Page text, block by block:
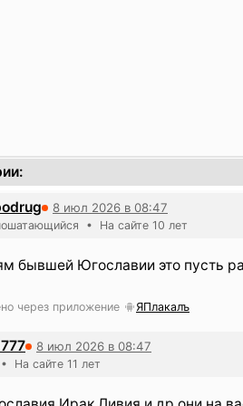
8 июл 2026 в 08:47
• На сайте 10 лет
бывшей Югославии это пусть
через приложение ЯПлакалъ
8 июл 2026 в 08:47
На сайте 11 лет